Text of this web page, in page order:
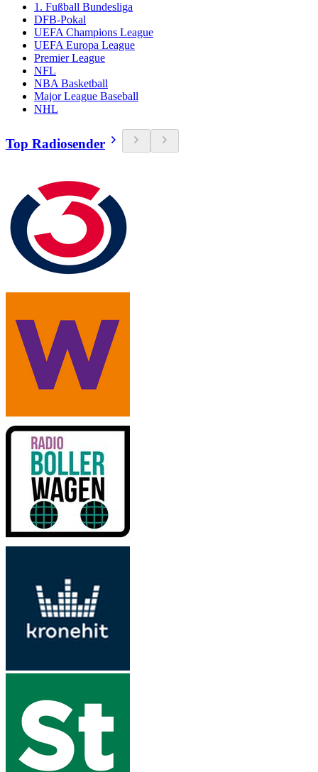
1. Fußball Bundesliga
DFB-Pokal
UEFA Champions League
UEFA Europa League
Premier League
NFL
NBA Basketball
Major League Baseball
NHL
Top Radiosender